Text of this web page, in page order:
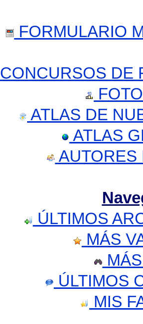
FORMULARIO
CONCURSOS DE
ATLAS DE
ATLAS
AUTORES
ÚLTIMOS
MÁS
ÚLTIMOS
MIS